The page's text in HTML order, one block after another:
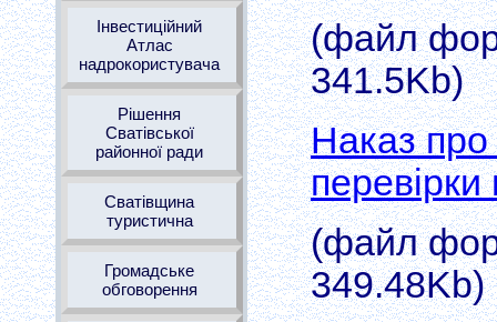
Інвестиційний
Атлас
надрокористувача
Рішення
Сватівської
районної ради
Сватівщина
туристична
Громадське
обговорення
(файл
341.5Kb)
Наказ про
(файл
349.48Kb)